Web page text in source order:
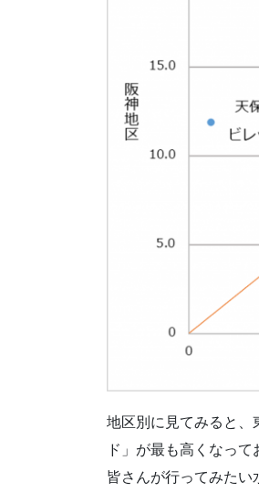
地区別に見てみると、
ド」が最も高くなっ
皆さんが行ってみたい